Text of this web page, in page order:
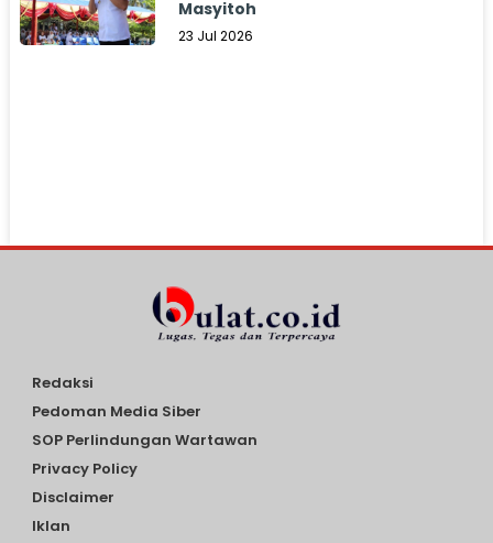
Masyitoh
23 Jul 2026
Redaksi
Pedoman Media Siber
SOP Perlindungan Wartawan
Privacy Policy
Disclaimer
Iklan